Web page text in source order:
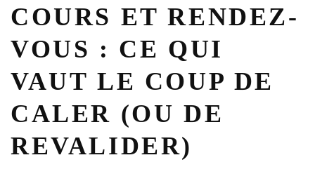
COURS ET RENDEZ-
VOUS : CE QUI
VAUT LE COUP DE
CALER (OU DE
REVALIDER)